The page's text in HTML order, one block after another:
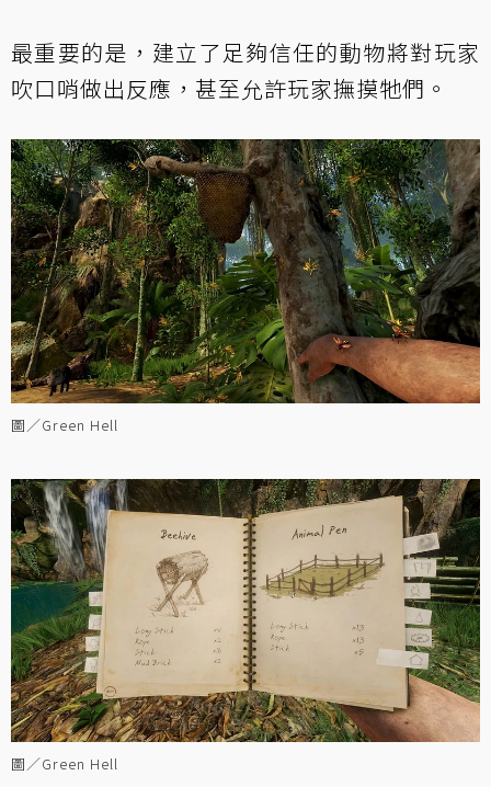
最重要的是，建立了足夠信任的動物將對玩家
吹口哨做出反應，甚至允許玩家撫摸牠們。
圖／Green Hell
圖／Green Hell